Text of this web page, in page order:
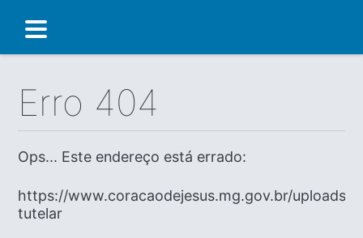
Erro 404
Ops... Este endereço está errado:
https://www.coracaodejesus.mg.gov.br/uploads/
tutelar